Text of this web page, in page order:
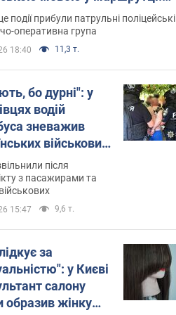
склала адмінпротокол.
події прибули патрульні поліцейські
оперативна група
18:40 11,3 т.
бо дурні": у
водій
зневажив
військових
Відео
після
з пасажирами та
15:47 9,6 т.
за
у Києві
салону
образив жінку